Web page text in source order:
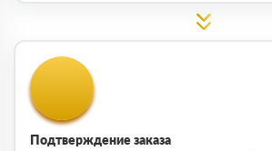
Подтверждение заказа